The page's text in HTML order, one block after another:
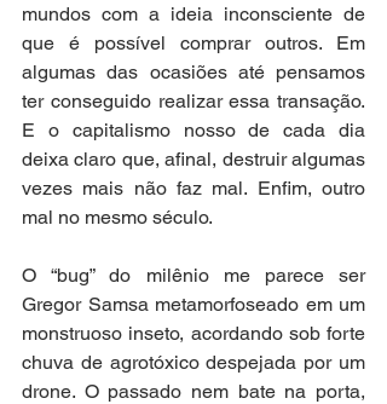
mundos com a ideia inconsciente de
que é possível comprar outros. Em
algumas das ocasiões até pensamos
ter conseguido realizar essa transação.
E o capitalismo nosso de cada dia
deixa claro que, afinal, destruir algumas
vezes mais não faz mal. Enfim, outro
mal no mesmo século.
O “bug” do milênio me parece ser
Gregor Samsa metamorfoseado em um
monstruoso inseto, acordando sob forte
chuva de agrotóxico despejada por um
drone. O passado nem bate na porta,